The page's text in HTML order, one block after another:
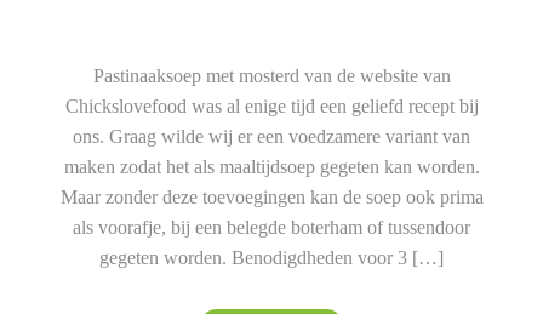
Pastinaaksoep met mosterd van de website van
Chickslovefood was al enige tijd een geliefd recept bij
ons. Graag wilde wij er een voedzamere variant van
maken zodat het als maaltijdsoep gegeten kan worden.
Maar zonder deze toevoegingen kan de soep ook prima
als voorafje, bij een belegde boterham of tussendoor
gegeten worden. Benodigdheden voor 3 […]